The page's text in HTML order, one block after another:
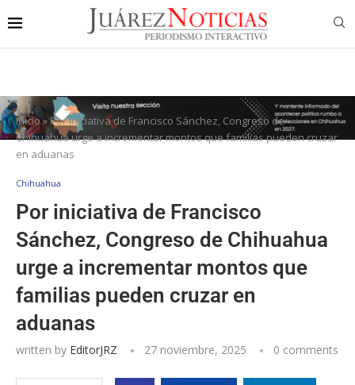
Inicio»Por iniciativa de Francisco Sánchez, Congreso de
Chihuahua urge a incrementar montos que familias pueden cruzar
en aduanas
Chihuahua
Por iniciativa de Francisco
Sánchez, Congreso de Chihuahua
urge a incrementar montos que
familias pueden cruzar en
aduanas
written by EditorJRZ 27 noviembre, 2025 0 comments